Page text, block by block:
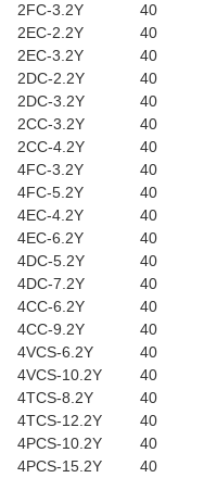
2FC-3.2Y
40
2EC-2.2Y
40
2EC-3.2Y
40
2DC-2.2Y
40
2DC-3.2Y
40
2CC-3.2Y
40
2CC-4.2Y
40
4FC-3.2Y
40
4FC-5.2Y
40
4EC-4.2Y
40
4EC-6.2Y
40
4DC-5.2Y
40
4DC-7.2Y
40
4CC-6.2Y
40
4CC-9.2Y
40
4VCS-6.2Y
40
4VCS-10.2Y
40
4TCS-8.2Y
40
4TCS-12.2Y
40
4PCS-10.2Y
40
4PCS-15.2Y
40